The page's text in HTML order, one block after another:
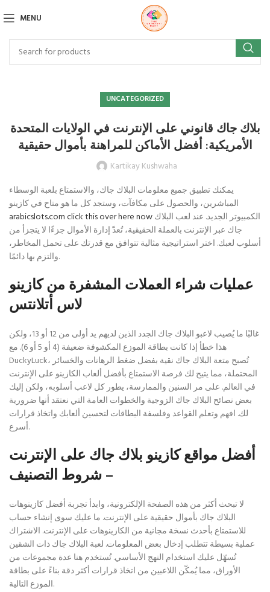
MENU
UNCATEGORIZED
بلاك جاك قانوني على الإنترنت في الولايات المتحدة
الأمريكية: أفضل الأماكن للمراهنة بأموال حقيقية
Kartikay Kushwaha
يمكنك تطبيق جميع معلومات البلاك جاك، والاستمتاع بلعبة الوسطاء
المباشرين، والحصول على مكافآت، وستجد كل ما هو متاح في كازينو
arabicslots.com click this over here now
جاك عبر الإنترنت بالعملة الحقيقية، تُعدّ إدارة الأموال جزءًا لا يتجزأ من
أسلوب لعبك. اختر استراتيجية مثالية تتوافق مع قدرتك على تحمل المخاطر،
والتزم بها دائمًا.
عمليات شراء العملات المشفرة من كازينو
لاس أتلانتس
غالبًا ما يُصيب لاعبو البلاك جاك الجدد الذين لديهم يد أولى من 12 أو 13، ولكن
هذا خطأ إذا كانت بطاقة الموزع المكشوفة ضعيفة (4 أو 5 أو 6). مع
DuckyLuck، تُصبح متعة البلاك جاك نقية بفضل ضغط الرهانات والخسائر
المحتملة، مما يتيح لك فرصة الاستمتاع بأفضل ألعاب الكازينو على الإنترنت
في العالم. على مر السنين والممارسة، يطور كل لاعب أسلوبه، ولكن إليك
بعض نصائح البلاك جاك الزوجية والخطوات العامة التي نعتقد أنها ضرورية
لك. افهم وتعلم القواعد وفلسفة البطاقات لتحسين ألعابك واتخاذ قرارات
أسرع.
أفضل مواقع كازينو بلاك جاك على الإنترنت
– شروط التصنيف
لا تبحث أكثر من هذه الصفحة الإلكترونية، وابدأ تجربة أفضل كازينوهات
البلاك جاك بأموال حقيقية على الإنترنت. ما عليك سوى إنشاء حساب
للاستمتاع بأحدث نسخة مجانية من الكازينوهات على الإنترنت. الاشتراك
عملية بسيطة تتطلب إدخال بعض المعلومات. لعبة البلاك جاك ذات الشقين
تُسهّل عليك استخدام النهج الأساسي. تُستخدم هنا عدة مجموعات من
الأوراق، مما يُمكّن اللاعبين من اتخاذ قرارات أكثر دقة بناءً على بطاقة
الموزع التالية.